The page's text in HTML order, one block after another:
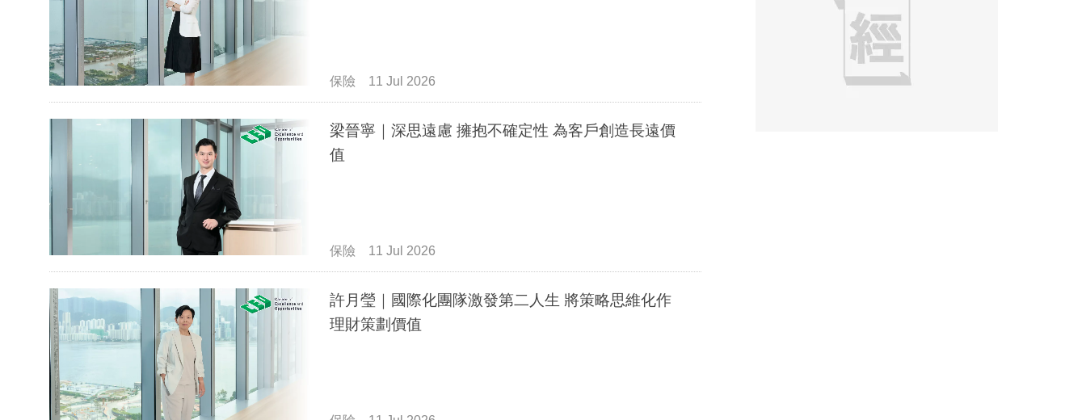
保險 11 Jul 2026
梁晉寧｜深思遠慮 擁抱不確定性 為客戶創造長遠價
值
保險 11 Jul 2026
許月瑩｜國際化團隊激發第二人生 將策略思維化作
理財策劃價值